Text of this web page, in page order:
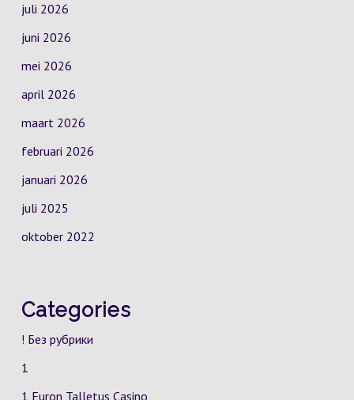
juli 2026
juni 2026
mei 2026
april 2026
maart 2026
februari 2026
januari 2026
juli 2025
oktober 2022
Categories
! Без рубрики
1
1 Euron Talletus Casino